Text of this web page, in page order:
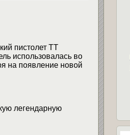
пистолет ТТ
использовалась во
на появление новой
легендарную